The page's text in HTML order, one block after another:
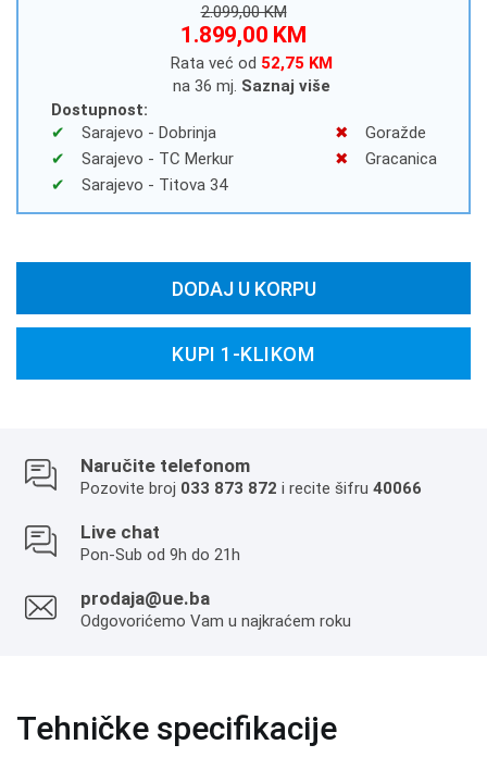
2.099,00 KM
1.899,00 KM
Rata već od 52,75 KM
na 36 mj. Saznaj više
Dostupnost:
Sarajevo - Dobrinja
Sarajevo - TC Merkur
Sarajevo - Titova 34
Goražde
Gracanica
DODAJ U KORPU
KUPI 1-KLIKOM
Naručite telefonom
Pozovite broj 033 873 872 i recite šifru 40066
Live chat
Pon-Sub od 9h do 21h
prodaja@ue.ba
Odgovorićemo Vam u najkraćem roku
Tehničke specifikacije